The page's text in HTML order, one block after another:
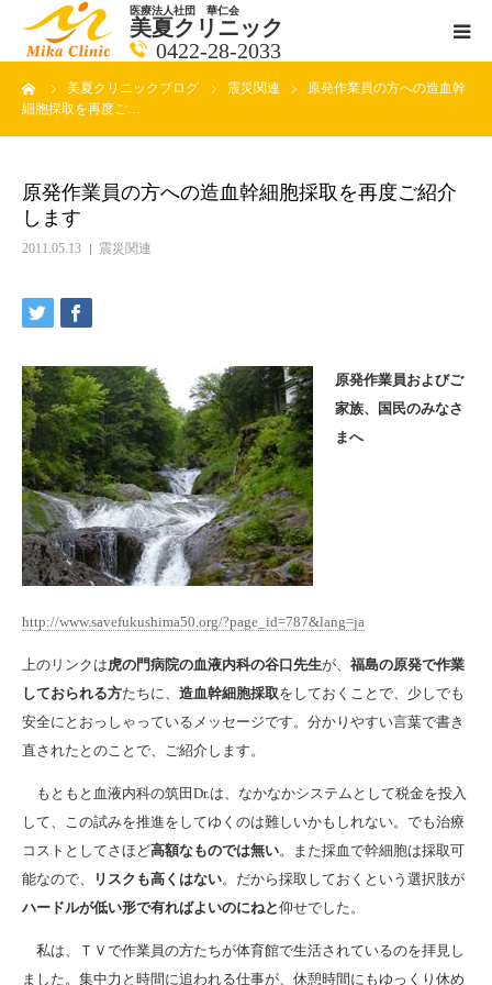
医療法人社団 華仁会
美夏クリニック
0422-28-2033
美夏クリニックブログ 震災関連
原発作業員の方への造血幹
細胞採取を再度ご…
原発作業員の方への造血幹細胞採取を再度ご紹介
します
2011.05.13 震災関連
原発作業員およびご
家族、国民のみなさ
まへ
http://www.savefukushima50.org/?page_id=787&lang=ja
上のリンクは虎の門病院の血液内科の谷口先生が、 福島の原発で作業
しておられる方たちに、 造血幹細胞採取をしておくことで、少しでも
安全にとおっしゃっているメッセージです。分かりやすい言葉で書き
直されたとのことで、ご紹介します。
もともと血液内科の筑田Dr.は、なかなかシステムとして税金を投入
して、この試みを推進をしてゆくのは難しいかもしれない。でも治療
コストとしてさほど高額なものでは無い。また採血で幹細胞は採取可
能なので、
リスクも高くはない。だから採取しておくという選択肢が
ハードルが低い形で有ればよいのにねと仰せでした。
私は、ＴＶで作業員の方たちが体育館で生活されているのを拝見し
ました。集中力と時間に追われる仕事が、休憩時間にもゆっくり休め
医師紹介
クリニックの紹介
ブログ一覧ページ
料金一覧 new